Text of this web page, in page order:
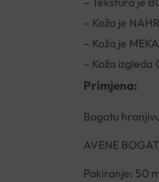
– Koža je
– Koža je
– Koža izgleda
Primjena:
Bogatu
AVENE
Pakiranje: 50